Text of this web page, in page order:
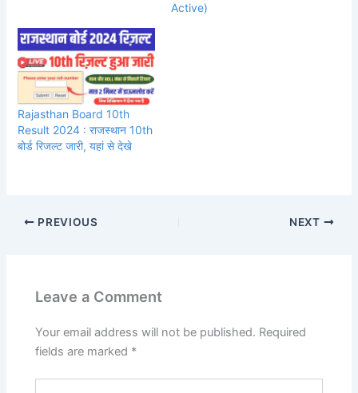
Active)
Rajasthan Board 10th
Result 2024 : राजस्थान 10th
बोर्ड रिजल्ट जारी, यहां से देखे
PREVIOUS NEXT
Leave a Comment
Your email address will not be published. Required
fields are marked *